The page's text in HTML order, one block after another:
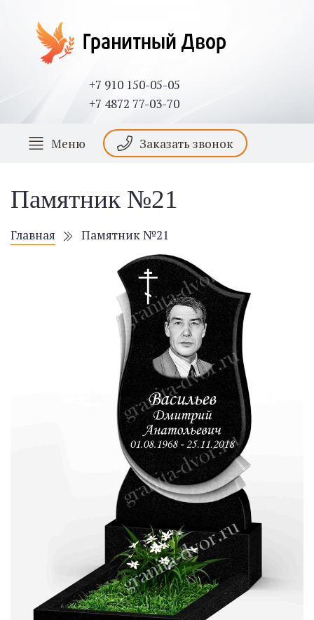
+7 910 150-05-05
+7 4872 77-03-70
Меню Заказать звонок
Памятник №21
Главная Памятник №21